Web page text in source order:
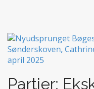
t
e
n
t
Partier: